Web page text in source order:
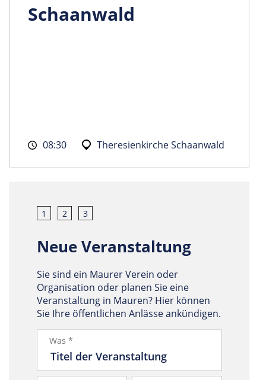
Schaanwald
08:30 Theresienkirche Schaanwald
1 2 3
Neue Veranstaltung
Sie sind ein Maurer Verein oder
Organisation oder planen Sie eine
Veranstaltung in Mauren? Hier können
Sie Ihre öffentlichen Anlässe ankündigen.
Was *